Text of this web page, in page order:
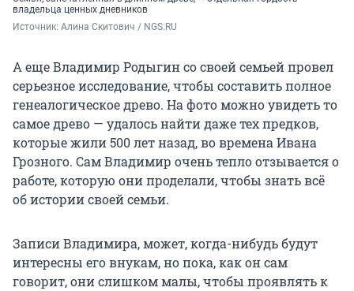
владельца ценных дневников
Источник: Алина Скитович / NGS.RU
А еще Владимир Родыгин со своей семьей провел
серьезное исследование, чтобы составить полное
генеалогическое древо. На фото можно увидеть то
самое древо — удалось найти даже тех предков,
которые жили 500 лет назад, во времена Ивана
Грозного. Сам Владимир очень тепло отзывается о
работе, которую они проделали, чтобы знать всё
об истории своей семьи.
Записи Владимира, может, когда-нибудь будут
интересны его внукам, но пока, как он сам
говорит, они слишком малы, чтобы проявлять к